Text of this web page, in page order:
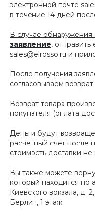
электронной почте
в течение 14 дней
В случае обнаружения
заявление, отправить
sales@elrosso.ru и
После получения
согласовываем
Возврат товара
покупателя (оплата
Деньги будут
расчетный счет после
стоимость доставки не
Вы также можете
который находится по
Киевского вокзала, д.
Берлин, 1 этаж.